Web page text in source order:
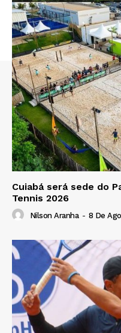
Cuiabá será sede do
Tennis 2026
Nilson Aranha - 8 De